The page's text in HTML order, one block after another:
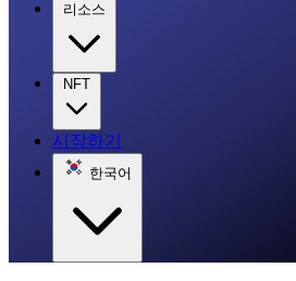
리소스
NFT
시작하기
한국어